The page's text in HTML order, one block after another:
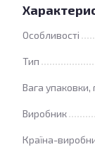
Особливості
Тип
Вага упаковки,
Виробник
Країна-